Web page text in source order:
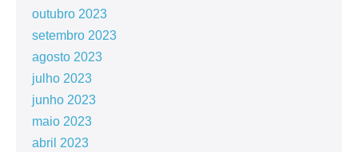
outubro 2023
setembro 2023
agosto 2023
julho 2023
junho 2023
maio 2023
abril 2023